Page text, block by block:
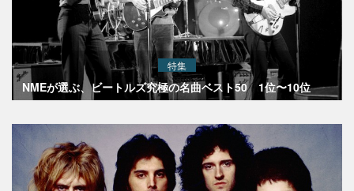
特集
NMEが選ぶ、ビートルズ究極の名曲ベスト50 1位〜10位